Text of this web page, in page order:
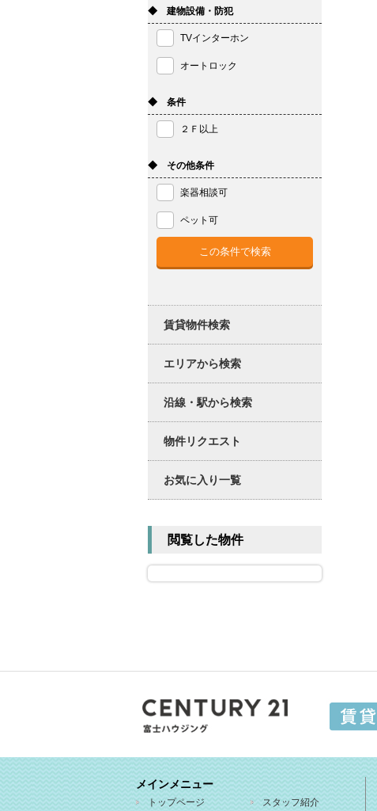
◆ 建物設備・防犯
TVインターホン
オートロック
◆ 条件
２Ｆ以上
◆ その他条件
楽器相談可
ペット可
賃貸物件検索
エリアから検索
沿線・駅から検索
物件リクエスト
お気に入り一覧
閲覧した物件
メインメニュー
トップページ スタッフ紹介